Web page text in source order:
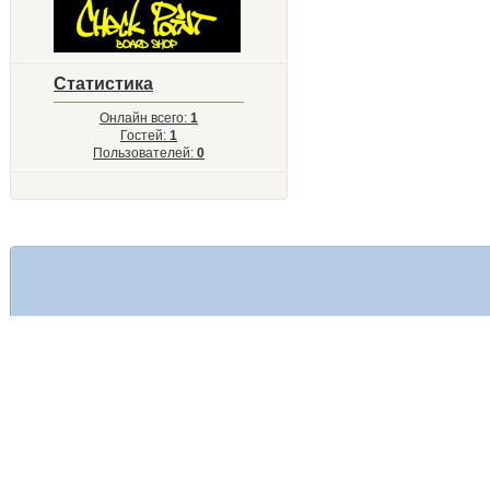
Статистика
Онлайн всего: 1
Гостей: 1
Пользователей: 0